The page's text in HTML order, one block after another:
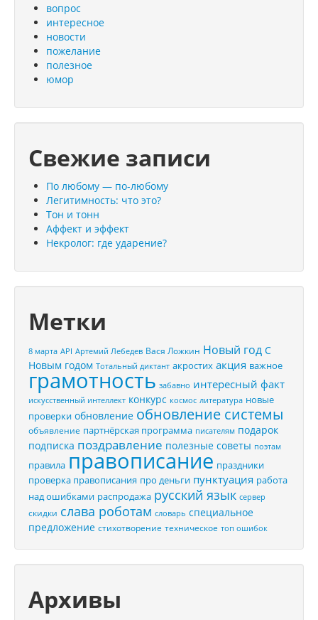
вопрос
интересное
новости
пожелание
полезное
юмор
Свежие записи
По любому — по-любому
Легитимность: что это?
Тон и тонн
Аффект и эффект
Некролог: где ударение?
Метки
8 марта API Артемий Лебедев Вася Ложкин Новый год С
Новым годом Тотальный диктант акростих акция важное
грамотность забавно интересный факт
искусственный интеллект конкурс космос литература новые
проверки обновление обновление системы
объявление партнёрская программа писателям подарок
подписка поздравление полезные советы поэтам
правила правописание праздники
проверка правописания про деньги пунктуация работа
над ошибками распродажа русский язык сервер
скидки слава роботам словарь специальное
предложение стихотворение техническое топ ошибок
Архивы